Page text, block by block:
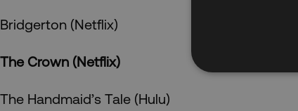
Bridgerton (Netflix)
The Crown (Netflix)
The Handmaid’s Tale (Hulu)